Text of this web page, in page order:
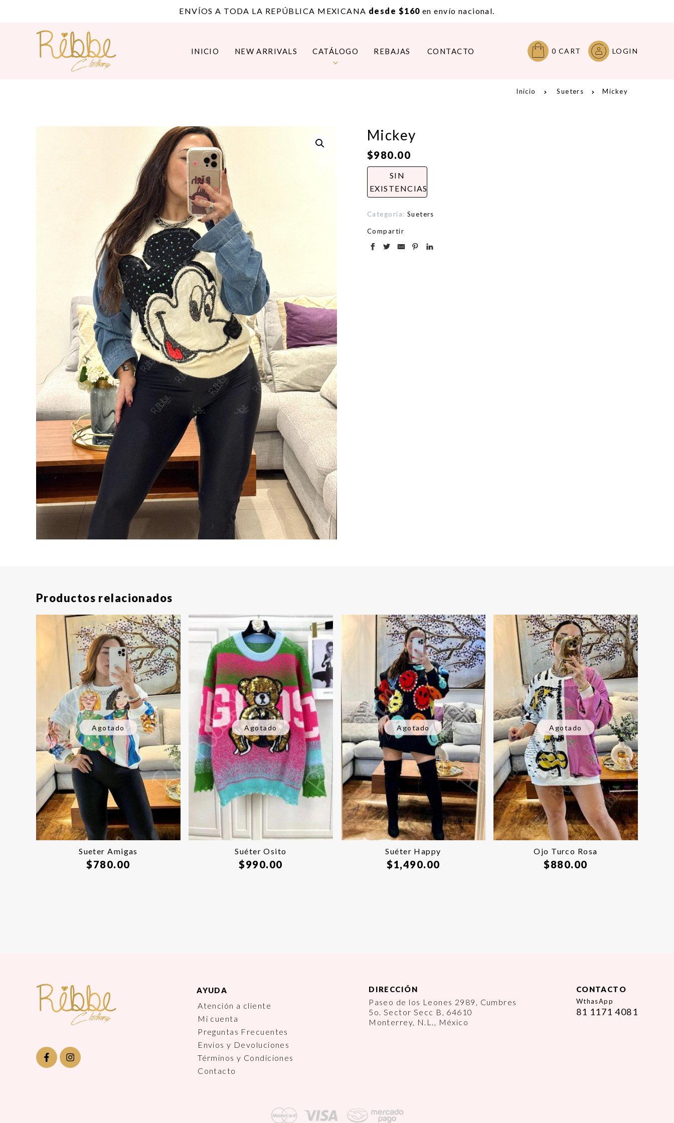
ENVÍOS A TODA LA REPÚBLICA MEXICANA desde $160 en envío nacional.
INICIO NEW ARRIVALS CATÁLOGO REBAJAS CONTACTO 0 CART LOGIN
Inicio Sueters Mickey
Mickey
$980.00
SIN
EXISTENCIAS
Categoría: Sueters
Compartir
Productos relacionados
Agotado
Sueter Amigas
$780.00
Agotado
Suéter Osito
$990.00
Agotado
Suéter Happy
$1,490.00
Agotado
Ojo Turco Rosa
$880.00
AYUDA
Atención a cliente
Mi cuenta
Preguntas Frecuentes
Envíos y Devoluciones
Términos y Condiciones
Contacto
DIRECCIÓN
Paseo de los Leones 2989, Cumbres
5o. Sector Secc B, 64610
Monterrey, N.L., México
CONTACTO
WthasApp
81 1171 4081